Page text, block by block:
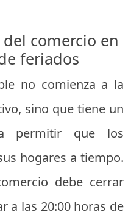
comercio en
feriados
no comienza a la
sino que tiene un
permitir que los
hogares a tiempo.
debe cerrar
a las 20:00 horas de